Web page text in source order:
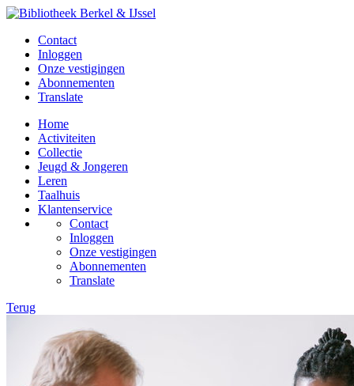
Contact
Inloggen
Onze vestigingen
Abonnementen
Translate
Home
Activiteiten
Collectie
Jeugd & Jongeren
Leren
Taalhuis
Klantenservice
Contact
Inloggen
Onze vestigingen
Abonnementen
Translate
Terug